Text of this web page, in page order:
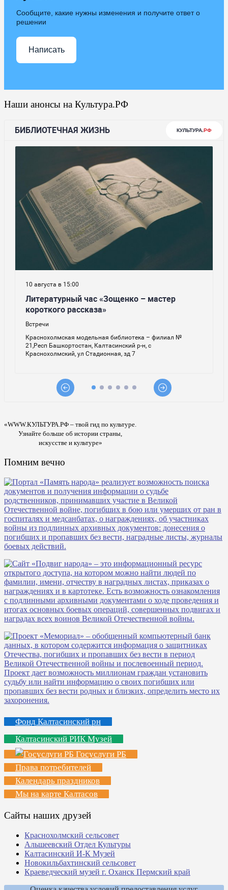
Сообщите, какие нужны изменения и получите ответ о
решении
Написать
Наши анонсы на Культура.РФ
«WWW.КУЛЬТУРА.РФ – твой гид по культуре.
Узнайте больше об истории страны,
искусстве и культуре»
Помним вечно
Фонд Калтасинский рн
Калтасинский РИК Музей
Госуслуги РБ
Права потребителей
Календарь праздников
Мы на карте Калтасов
Сайты наших друзей
Краснохолмский сельсовет
Альшеевский Отдел Культуры
Калтасинский И-К Музей
Новокильбахтинский сельсовет
Краеведческий музей г. Оханск Пермский край